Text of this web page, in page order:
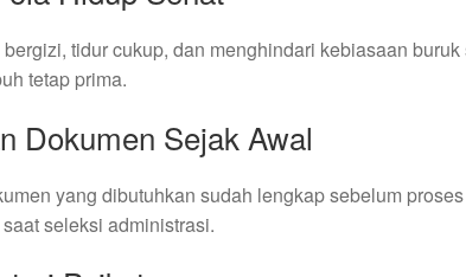
tidur cukup, dan menghindari kebiasaan
tetap prima.
Dokumen Sejak Awal
yang dibutuhkan sudah lengkap sebelum
seleksi administrasi.